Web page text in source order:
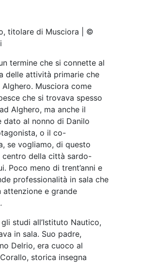
professionalità in sala che
attenzione e grande
studi all’Istituto Nautico,
in sala. Suo padre,
Delrio, era cuoco al
storica insegna
una famiglia di
sempre passato tanto
padre perché ero
conoscenza delle
mi racconta Delrio. ’’Ho
studi formandomi
con la caffetteria, come
e piano piano mi sono
locali di cui
filosofia’’.
evolve, si cresce e le idee
Nasce così Musciora,